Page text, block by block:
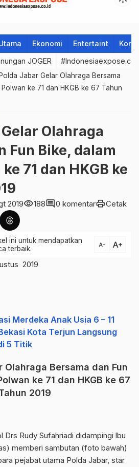
Ekonomi Entertaint
JOGER
Polda Jabar Gelar Olahraga Bersama
ke 71 dan HKGB ke 67 Tahun
Olahraga
Fun Bike, dalam
71 dan HKGB ke
2019visibility188comment0 komentarprintCetak
ini untuk mendapatkan
terbaik.
text_decrease text_increase
2019
Merdeka Anak Usia 6 – 11
Kota Terjun Langsung
5 Titik
Olahraga Bersama dan Fun
ke 71 dan HKGB ke 67
2019
Drs Rudy Sufahriadi didampingi lbu
memberi sambutan (foto bawah)
pejabat utama Polda Jabar, star